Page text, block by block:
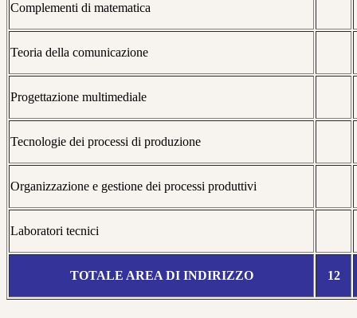
Complementi di matematica
Teoria della comunicazione
Progettazione multimediale
Tecnologie dei processi di produzione
Organizzazione e gestione dei processi produttivi
Laboratori tecnici
TOTALE AREA DI INDIRIZZO 12